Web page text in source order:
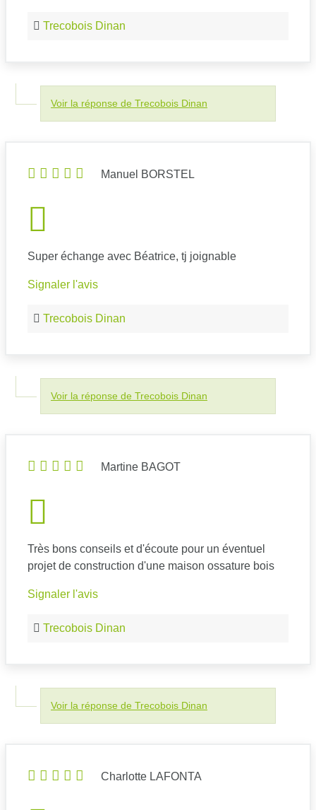
Trecobois Dinan
Voir la réponse de Trecobois Dinan
Manuel BORSTEL
Super échange avec Béatrice, tj joignable
Signaler l'avis
Trecobois Dinan
Voir la réponse de Trecobois Dinan
Martine BAGOT
Très bons conseils et d'écoute pour un éventuel
projet de construction d'une maison ossature bois
Signaler l'avis
Trecobois Dinan
Voir la réponse de Trecobois Dinan
Charlotte LAFONTA